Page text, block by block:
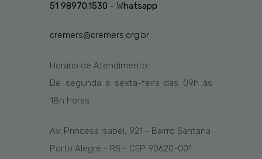
51 98970.1530 - Whatsapp
cremers@cremers.org.br
Horário de Atendimento:
De segunda a sexta-feira das 09h às
18h horas
Av. Princesa Isabel, 921 - Bairro Santana
Porto Alegre - RS - CEP 90620-001